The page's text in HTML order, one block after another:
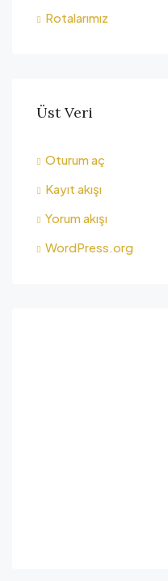
Rotalarımız
Üst Veri
Oturum aç
Kayıt akışı
Yorum akışı
WordPress.org